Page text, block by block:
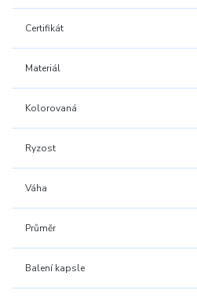
Certifikát
Materiál
Kolorovaná
Ryzost
Váha
Průměr
Balení kapsle